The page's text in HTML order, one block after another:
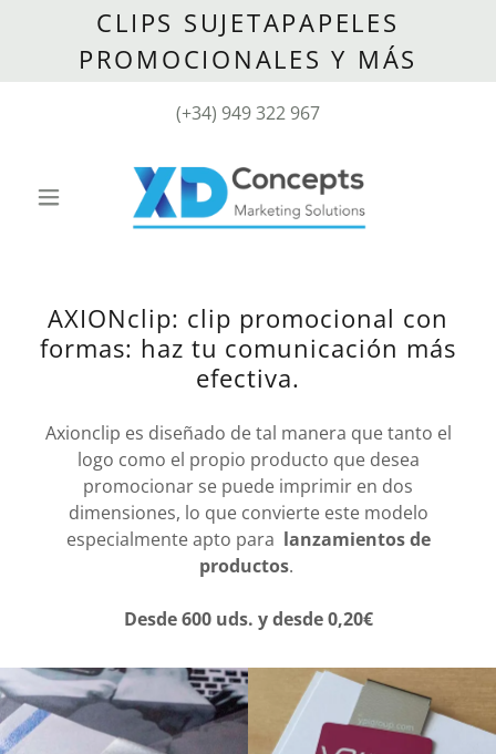
CLIPS SUJETAPAPELES
PROMOCIONALES Y MÁS
(+34) 949 322 967
AXIONclip: clip promocional con
formas: haz tu comunicación más
efectiva.
Axionclip es diseñado de tal manera que tanto el
logo como el propio producto que desea
promocionar se puede imprimir en dos
dimensiones, lo que convierte este modelo
especialmente apto para lanzamientos de
productos.
Desde 600 uds. y desde 0,20€